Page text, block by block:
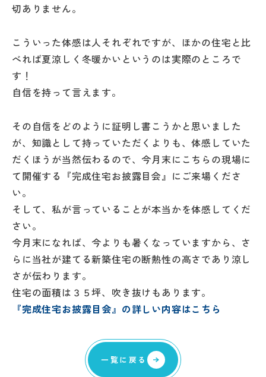
切ありません。
こういった体感は人それぞれですが、ほかの住宅と比
べれば夏涼しく冬暖かいというのは実際のところで
す！
自信を持って言えます。
その自信をどのように証明し書こうかと思いました
が、知識として持っていただくよりも、体感していた
だくほうが当然伝わるので、今月末にこちらの現場に
て開催する『完成住宅お披露目会』にご来場くださ
い。
そして、私が言っていることが本当かを体感してくだ
さい。
今月末になれば、今よりも暑くなっていますから、さ
らに当社が建てる新築住宅の断熱性の高さであり涼し
さが伝わります。
住宅の面積は３５坪、吹き抜けもあります。
『完成住宅お披露目会』の詳しい内容はこちら
一覧に戻る